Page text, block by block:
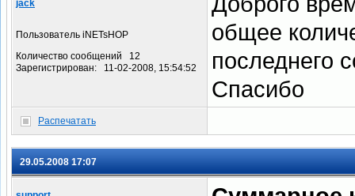
jack
Пользователь iNETsHOP
Количество сообщений 12
Зарегистрирован: 11-02-2008, 15:54:52
общее
последнего
Спасибо
Распечатать
29.05.2008 17:07